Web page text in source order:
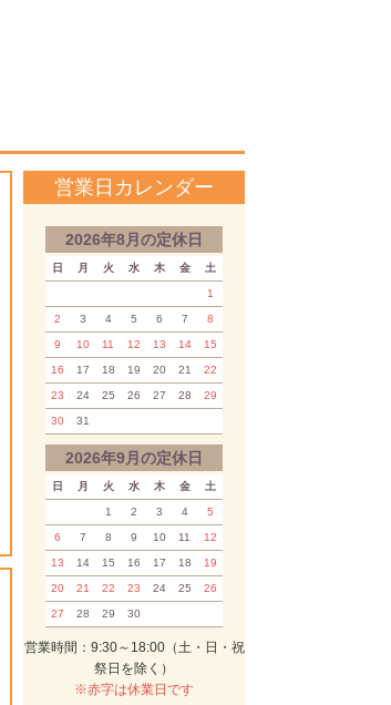
営業日カレンダー
2026年8月の定休日
日 月 火 水 木 金 土
1
2 3 4 5 6 7 8
9 10 11 12 13 14 15
16 17 18 19 20 21 22
23 24 25 26 27 28 29
30 31
2026年9月の定休日
日 月 火 水 木 金 土
1 2 3 4 5
6 7 8 9 10 11 12
13 14 15 16 17 18 19
20 21 22 23 24 25 26
27 28 29 30
営業時間：9:30～18:00（土・日・祝
祭日を除く）
※赤字は休業日です